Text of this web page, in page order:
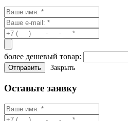
более дешевый товар:
Закрыть
Оставьте заявку